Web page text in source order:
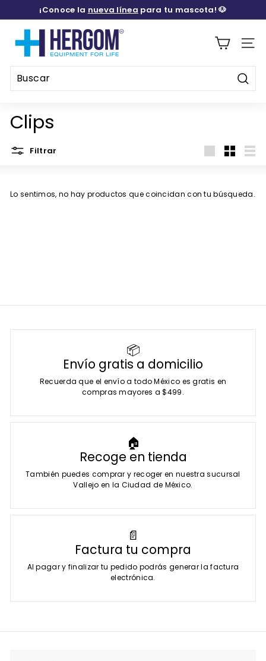
directamente
diapositivas
¡Conoce la nueva línea para tu mascota! 🐶
E
R
G
M
M
E
C
Clips
Filtrar
Lo sentimos, no hay productos que coincidan con tu búsqueda.
📦
Envío gratis a domicilio
Recuerda que el envío a todo México es gratis en
compras mayores a $499.
🏠
Recoge en tienda
También puedes comprar y recoger en nuestra sucursal
Vallejo en la Ciudad de México.
📄
Factura tu compra
Al pagar y finalizar tu pedido podrás generar la factura
electrónica.